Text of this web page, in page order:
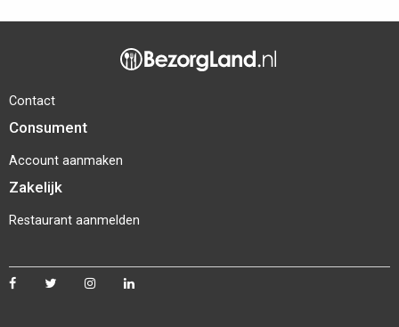
Contact
Consument
Account aanmaken
Zakelijk
Restaurant aanmelden